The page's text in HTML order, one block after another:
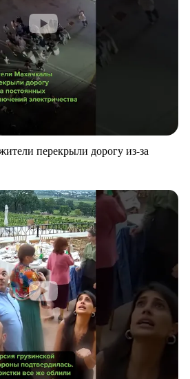
перекрыли дорогу из-за